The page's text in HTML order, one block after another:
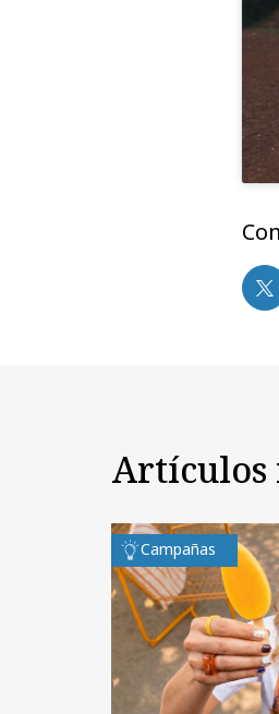
Artículos
Campañas